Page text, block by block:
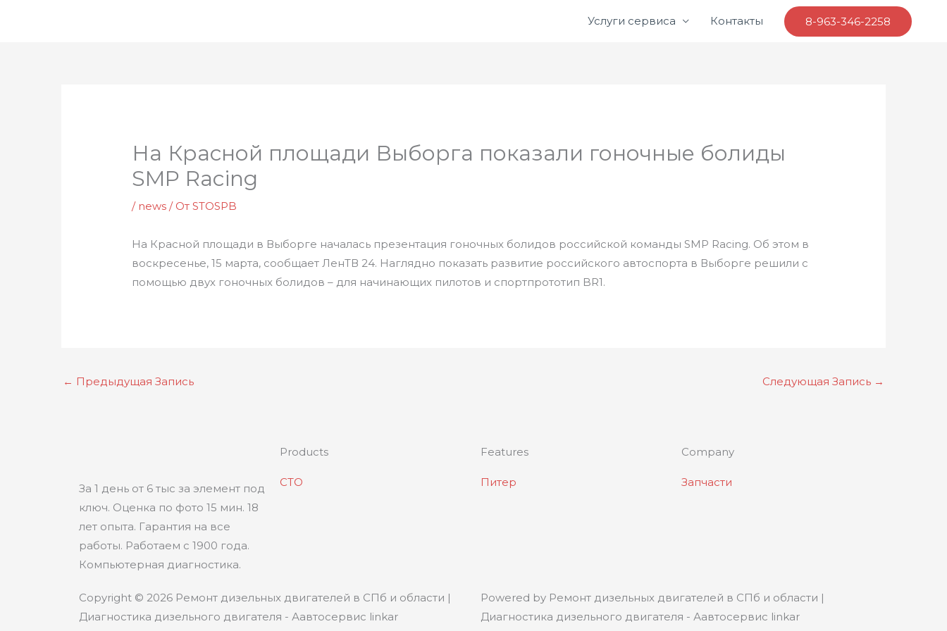
Услуги сервиса Контакты 8-963-346-2258
На Красной площади Выборга показали гоночные болиды
SMP Racing
/ news / ОтSTOSPB
На Красной площади в Выборге началась презентация гоночных болидов российской команды SMP Racing. Об этом в
воскресенье, 15 марта, сообщает ЛенТВ 24. Наглядно показать развитие российского автоспорта в Выборге решили с
помощью двух гоночных болидов – для начинающих пилотов и спортпрототип BR1.
← Предыдущая Запись Следующая Запись →
За 1 день от 6 тыс за элемент под
ключ. Оценка по фото 15 мин. 18
лет опыта. Гарантия на все
работы. Работаем с 1900 года.
Компьютерная диагностика.
Products
СТО
Features
Питер
Company
Запчасти
Copyright © 2026 Ремонт дизельных двигателей в СПб и области |
Диагностика дизельного двигателя - Аавтосервис linkar
Powered by Ремонт дизельных двигателей в СПб и области |
Диагностика дизельного двигателя - Аавтосервис linkar